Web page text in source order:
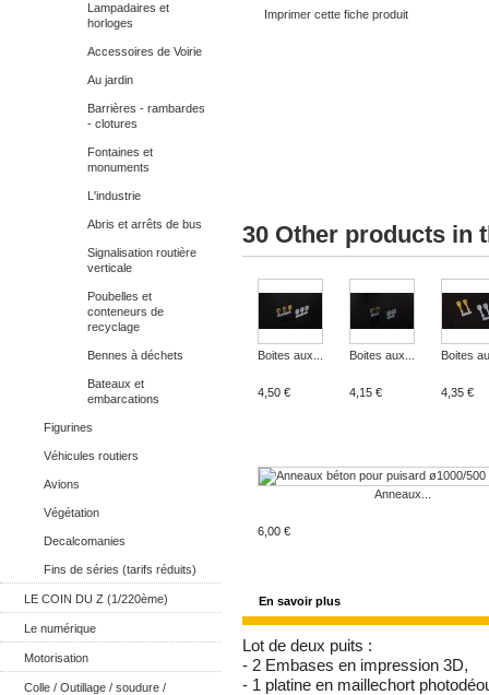
Lampadaires et
horloges
Accessoires de Voirie
Au jardin
Barrières - rambardes
- clotures
Fontaines et
monuments
L'industrie
Abris et arrêts de bus
Signalisation routière
verticale
Poubelles et
conteneurs de
recyclage
Bennes à déchets
Bateaux et
embarcations
Figurines
Véhicules routiers
Avions
Végétation
Decalcomanies
Fins de séries (tarifs réduits)
LE COIN DU Z (1/220ème)
Le numérique
Motorisation
Colle / Outillage / soudure /
Imprimer cette fiche produit
30 Other products in
Boites aux...
4,50 €
Boites aux...
4,15 €
Boites
4,35 €
Anneaux...
6,00 €
En savoir plus
Lot de deux puits :
- 2 Embases en impression 3D,
- 1 platine en maillechort